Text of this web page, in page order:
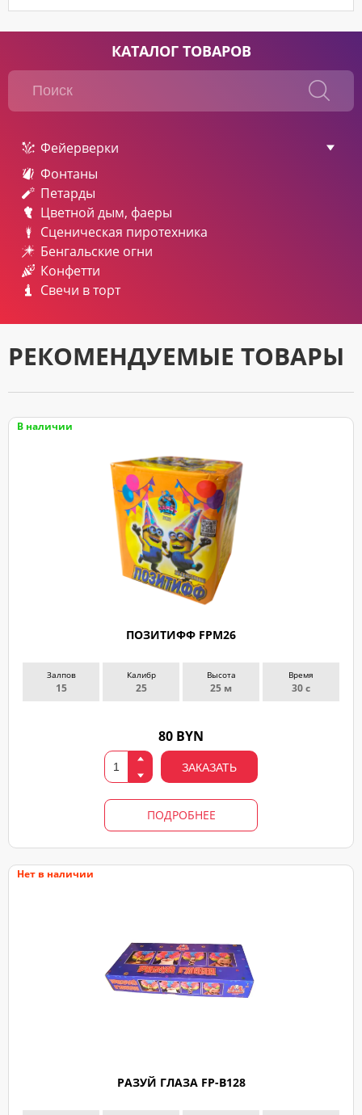
КАТАЛОГ ТОВАРОВ
Фейерверки
Фонтаны
Петарды
Цветной дым, фаеры
Сценическая пиротехника
Бенгальские огни
Конфетти
Свечи в торт
РЕКОМЕНДУЕМЫЕ ТОВАРЫ
В наличии
ПОЗИТИФФ FPM26
Залпов
15
Калибр
25
Высота
25 м
Время
30 с
80 BYN
ЗАКАЗАТЬ
ПОДРОБНЕЕ
Нет в наличии
РАЗУЙ ГЛАЗА FP-B128